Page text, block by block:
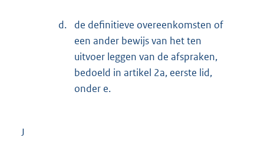
d.
de definitieve overeenkomsten of
een ander bewijs van het ten
uitvoer leggen van de afspraken,
bedoeld in artikel 2a, eerste lid,
onder e.
J